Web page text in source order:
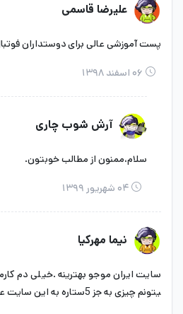
علیرضا قاسمی
پست آموزشی عالی برای دوستداران
۰۶ اسفند ۱۳۹۸
آرش شوب چاری
سلام،ممنون از مطالب خوبتون.
۰۴ شهریور ۱۳۹۹
نیما مهرکیا
سایت ایران موجو بهترینه .خیلی دم
یتونم چیزی به جز 5ستاره به این سایت عالی بدم